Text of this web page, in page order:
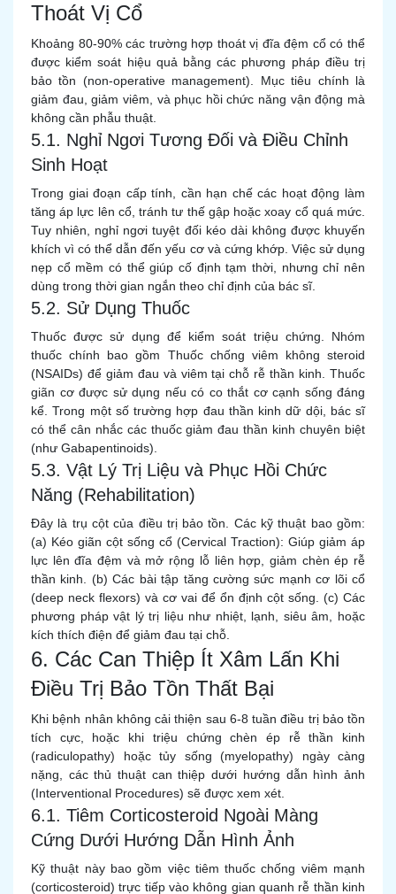
Thoát Vị Cổ
Khoảng 80-90% các trường hợp thoát vị đĩa đệm cổ có thể
được kiểm soát hiệu quả bằng các phương pháp điều trị
bảo tồn (non-operative management). Mục tiêu chính là
giảm đau, giảm viêm, và phục hồi chức năng vận động mà
không cần phẫu thuật.
5.1. Nghỉ Ngơi Tương Đối và Điều Chỉnh
Sinh Hoạt
Trong giai đoạn cấp tính, cần hạn chế các hoạt động làm
tăng áp lực lên cổ, tránh tư thế gập hoặc xoay cổ quá mức.
Tuy nhiên, nghỉ ngơi tuyệt đối kéo dài không được khuyến
khích vì có thể dẫn đến yếu cơ và cứng khớp. Việc sử dụng
nẹp cổ mềm có thể giúp cố định tạm thời, nhưng chỉ nên
dùng trong thời gian ngắn theo chỉ định của bác sĩ.
5.2. Sử Dụng Thuốc
Thuốc được sử dụng để kiểm soát triệu chứng. Nhóm
thuốc chính bao gồm Thuốc chống viêm không steroid
(NSAIDs) để giảm đau và viêm tại chỗ rễ thần kinh. Thuốc
giãn cơ được sử dụng nếu có co thắt cơ cạnh sống đáng
kể. Trong một số trường hợp đau thần kinh dữ dội, bác sĩ
có thể cân nhắc các thuốc giảm đau thần kinh chuyên biệt
(như Gabapentinoids).
5.3. Vật Lý Trị Liệu và Phục Hồi Chức
Năng (Rehabilitation)
Đây là trụ cột của điều trị bảo tồn. Các kỹ thuật bao gồm:
(a) Kéo giãn cột sống cổ (Cervical Traction): Giúp giảm áp
lực lên đĩa đệm và mở rộng lỗ liên hợp, giảm chèn ép rễ
thần kinh. (b) Các bài tập tăng cường sức mạnh cơ lõi cổ
(deep neck flexors) và cơ vai để ổn định cột sống. (c) Các
phương pháp vật lý trị liệu như nhiệt, lạnh, siêu âm, hoặc
kích thích điện để giảm đau tại chỗ.
6. Các Can Thiệp Ít Xâm Lấn Khi
Điều Trị Bảo Tồn Thất Bại
Khi bệnh nhân không cải thiện sau 6-8 tuần điều trị bảo tồn
tích cực, hoặc khi triệu chứng chèn ép rễ thần kinh
(radiculopathy) hoặc tủy sống (myelopathy) ngày càng
nặng, các thủ thuật can thiệp dưới hướng dẫn hình ảnh
(Interventional Procedures) sẽ được xem xét.
6.1. Tiêm Corticosteroid Ngoài Màng
Cứng Dưới Hướng Dẫn Hình Ảnh
Kỹ thuật này bao gồm việc tiêm thuốc chống viêm mạnh
(corticosteroid) trực tiếp vào không gian quanh rễ thần kinh